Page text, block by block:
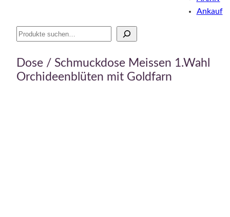
Suche
Ankauf
Dose / Schmuckdose Meissen 1.Wahl
Orchideenblüten mit Goldfarn